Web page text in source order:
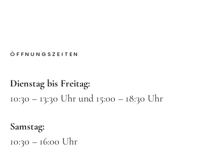
Taschen
Designer Schmuck
ÖFFNUNGSZEITEN
Dienstag bis Freitag:
10:30 – 13:30 Uhr und 15:00 – 18:30 Uhr
Samstag:
10:30 – 16:00 Uhr